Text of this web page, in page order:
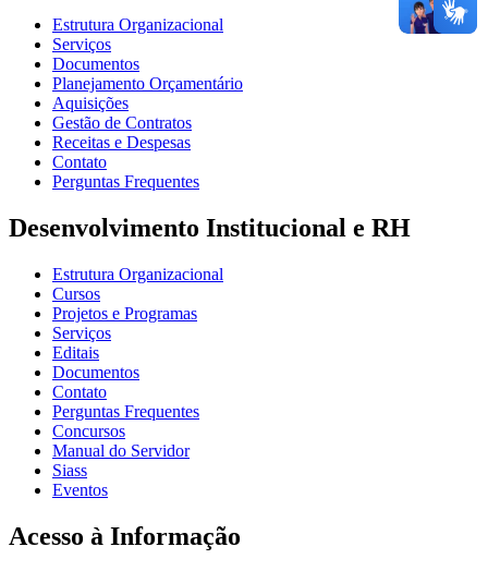
Estrutura Organizacional
Serviços
Documentos
Planejamento Orçamentário
Aquisições
Gestão de Contratos
Receitas e Despesas
Contato
Perguntas Frequentes
Desenvolvimento Institucional e RH
Estrutura Organizacional
Cursos
Projetos e Programas
Serviços
Editais
Documentos
Contato
Perguntas Frequentes
Concursos
Manual do Servidor
Siass
Eventos
Acesso à Informação